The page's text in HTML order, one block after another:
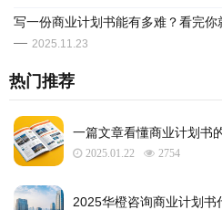
写一份商业计划书能有多难？看完你
2025.11.23
热门推荐
一篇文章看懂商业计划书
2025.01.22 2754
2025华橙咨询商业计划书